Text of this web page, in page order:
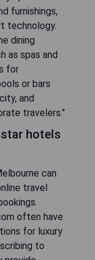
furnishings,
technology.
dining
as spas and
for
or bars
and
travelers."
hotels
can
travel
often have
for luxury
to